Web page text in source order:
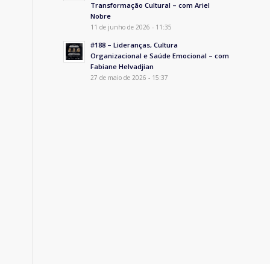
Transformação Cultural – com Ariel
Nobre
11 de junho de 2026 - 11:35
#188 – Lideranças, Cultura
Organizacional e Saúde Emocional – com
Fabiane Helvadjian
27 de maio de 2026 - 15:37